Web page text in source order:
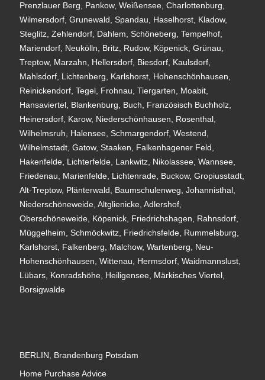
Prenzlauer Berg, Pankow, Weißensee, Charlottenburg,
Wilmersdorf, Grunewald, Spandau, Haselhorst, Kladow,
Steglitz, Zehlendorf, Dahlem, Schöneberg, Tempelhof,
Mariendorf, Neukölln, Britz, Rudow, Köpenick, Grünau,
Treptow, Marzahn, Hellersdorf, Biesdorf, Kaulsdorf,
Mahlsdorf, Lichtenberg, Karlshorst, Hohenschönhausen,
Reinickendorf, Tegel, Frohnau, Tiergarten, Moabit,
Hansaviertel, Blankenburg, Buch, Französisch Buchholz,
Heinersdorf, Karow, Niederschönhausen, Rosenthal,
Wilhelmsruh, Halensee, Schmargendorf, Westend,
Wilhelmstadt, Gatow, Staaken, Falkenhagener Feld,
Hakenfelde, Lichterfelde, Lankwitz, Nikolassee, Wannsee,
Friedenau, Marienfelde, Lichtenrade, Buckow, Gropiusstadt,
Alt-Treptow, Plänterwald, Baumschulenweg, Johannisthal,
Niederschöneweide, Altglienicke, Adlershof,
Oberschöneweide, Köpenick, Friedrichshagen, Rahnsdorf,
Müggelheim, Schmöckwitz, Friedrichsfelde, Rummelsburg,
Karlshorst, Falkenberg, Malchow, Wartenberg, Neu-
Hohenschönhausen, Wittenau, Hermsdorf, Waidmannslust,
Lübars, Konradshöhe, Heiligensee, Märkisches Viertel,
Borsigwalde
BERLIN, Brandenburg Potsdam
Home Purchase Advice